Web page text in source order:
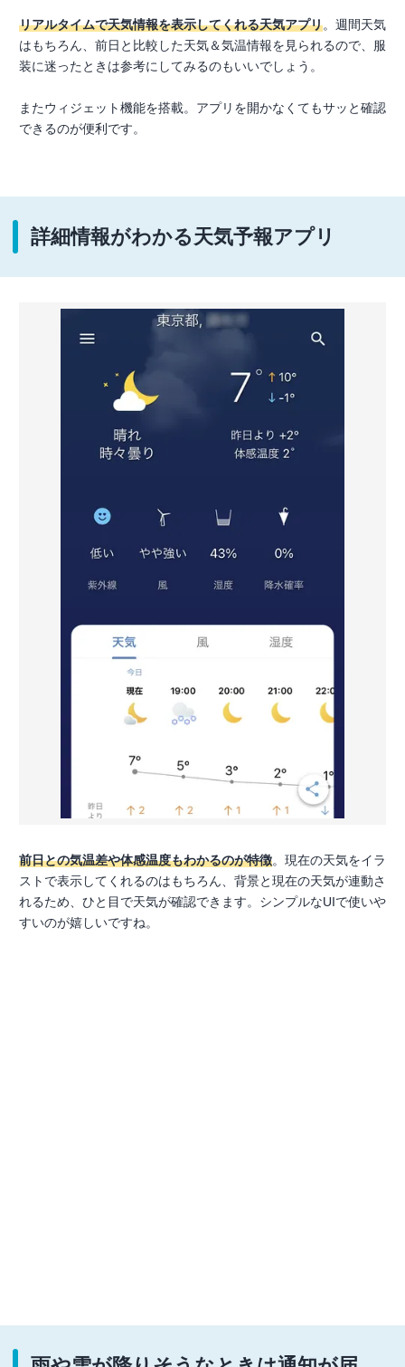
リアルタイムで天気情報を表示してくれる天気アプリ。週間天気
はもちろん、前日と比較した天気＆気温情報を見られるので、服
装に迷ったときは参考にしてみるのもいいでしょう。
またウィジェット機能を搭載。アプリを開かなくてもサッと確認
できるのが便利です。
詳細情報がわかる天気予報アプリ
前日との気温差や体感温度もわかるのが特徴。現在の天気をイラ
ストで表示してくれるのはもちろん、背景と現在の天気が連動さ
れるため、ひと目で天気が確認できます。シンプルなUIで使いや
すいのが嬉しいですね。